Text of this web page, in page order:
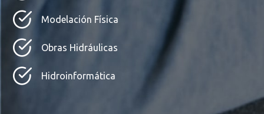
Modelación Física
Obras Hidráulicas
Hidroinformática